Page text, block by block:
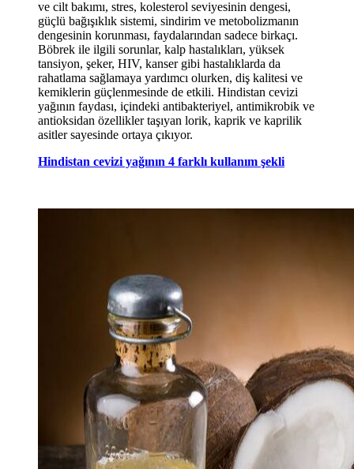
ve cilt bakımı, stres, kolesterol seviyesinin dengesi,
güçlü bağışıklık sistemi, sindirim ve metobolizmanın
dengesinin korunması, faydalarından sadece birkaçı.
Böbrek ile ilgili sorunlar, kalp hastalıkları, yüksek
tansiyon, şeker, HIV, kanser gibi hastalıklarda da
rahatlama sağlamaya yardımcı olurken, diş kalitesi ve
kemiklerin güçlenmesinde de etkili. Hindistan cevizi
yağının faydası, içindeki antibakteriyel, antimikrobik ve
antioksidan özellikler taşıyan lorik, kaprik ve kaprilik
asitler sayesinde ortaya çıkıyor.
Hindistan cevizi yağının 4 farklı kullanım şekli